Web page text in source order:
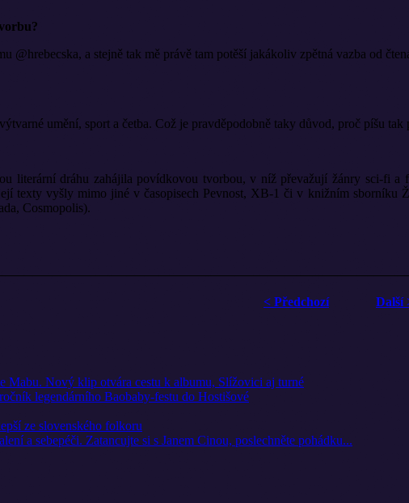
@hrebecska, a stejně tak mě právě tam potěší jakákoliv zpětná vazba od
umění, sport a četba. Což je pravděpodobně taky důvod, proč píšu tak
literární dráhu zahájila povídkovou tvorbou, v níž převažují žánry sci-fi
texty vyšly mimo jiné v časopisech Pevnost, XB-1 či v knižním
Cosmopolis).
< Předchozí Další
Mabu. Nový klip otvára cestu k albumu, Slížovici aj turné
legendárního Baobaby-festu do Hostišové
ze slovenského folkoru
a sebepéči. Zatancujte si s Janem Cinou, poslechněte pohádku...